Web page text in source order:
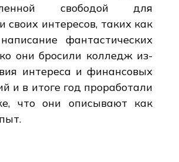
свободой для
своих интересов, таких как
фантастических
они бросили колледж из-
интереса и финансовых
и в итоге год проработали
что они описывают как